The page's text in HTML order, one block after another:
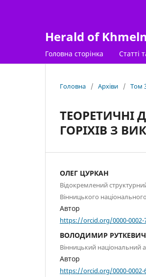
Herald of
Головна сторінка Статті
Головна / Архіви / Том
ТЕОРЕТИЧНІ
ГОРІХІВ З
ОЛЕГ ЦУРКАН
Відокремлений
Вінницького
Автор
https://orcid.org/0000-0002-
ВОЛОДИМИР РУТКЕВИЧ
Вінницький національний
Автор
https://orcid.org/0000-0002-